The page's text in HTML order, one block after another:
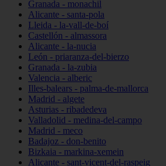
Granada - monachil
Alicante - santa-pola
Lleida - la-vall-de-boí
Castellón - almassora
Alicante - la-nucia
León - priaranza-del-bierzo
Granada - la-zubia
Valencia - alberic
Illes-balears - palma-de-mallorca
Madrid - algete
Asturias - ribadedeva
Valladolid - medina-del-campo
Madrid - meco
Badajoz - don-benito
Bizkaia - markina-xemein
Alicante - sant-vicent-del-raspeig